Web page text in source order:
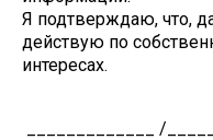
Я подтверждаю, что,
действую по
интересах.